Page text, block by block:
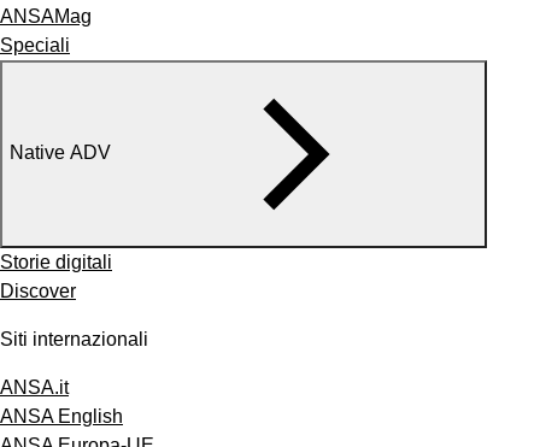
ANSAMag
Speciali
Native ADV
Storie digitali
Discover
Siti internazionali
ANSA.it
ANSA English